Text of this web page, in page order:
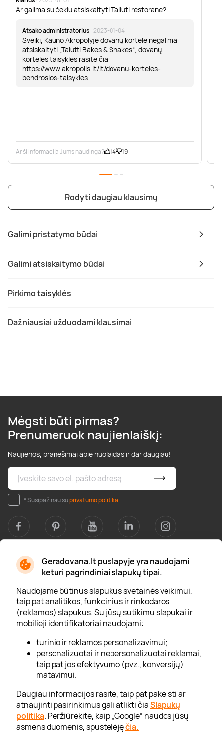
Geradovana.lt puslapyje yra naudojami
keturi pagrindiniai slapukų tipai.
Naudojame būtinus slapukus svetainės veikimui,
taip pat analitikos, funkcinius ir rinkodaros
(reklamos) slapukus. Su jūsų sutikimu slapukai ir
mobilieji identifikatoriai naudojami:
turinio ir reklamos personalizavimui;
personalizuotai ir nepersonalizuotai reklamai,
taip pat jos efektyvumo (pvz., konversijų)
matavimui.
Daugiau informacijos rasite, taip pat pakeisti ar
atnaujinti pasirinkimus gali atlikti čiaSlapukų
politika. Peržiūrėkite, kaip „Google“ naudos jūsų
asmens duomenis, spustelėjęčia.
Galimi pristatymo būdai
Galimi atsiskaitymo būdai
Pirkimo taisyklės
Dažniausiai užduodami klausimai
Ar galima su čekiu atsiskaityti Talluti restorane?
Atsako administratorius · 2023-01-04
Sveiki, Kauno Akropolyje dovanų kortele negalima
atsiskaityti „Talutti Bakes & Shakes“, dovanų
kortelės taisykles rasite čia:
https://www.akropolis.lt/lt/dovanu-korteles-
bendrosios-taisykles
Ar ši informacija Jums naudinga? 14 19
Rodyti daugiau klausimų
Mėgsti būti pirmas?
Prenumeruok naujienlaiškį:
Naujienos, pranešimai apie nuolaidas ir dar daugiau!
* Susipažinau suprivatumo politika
Apie mus
Apie „Gera Dovana“
Lojalumo klubas
Karjera
Visi partneriai
Kontaktai
Tinklaraštis
Informacija